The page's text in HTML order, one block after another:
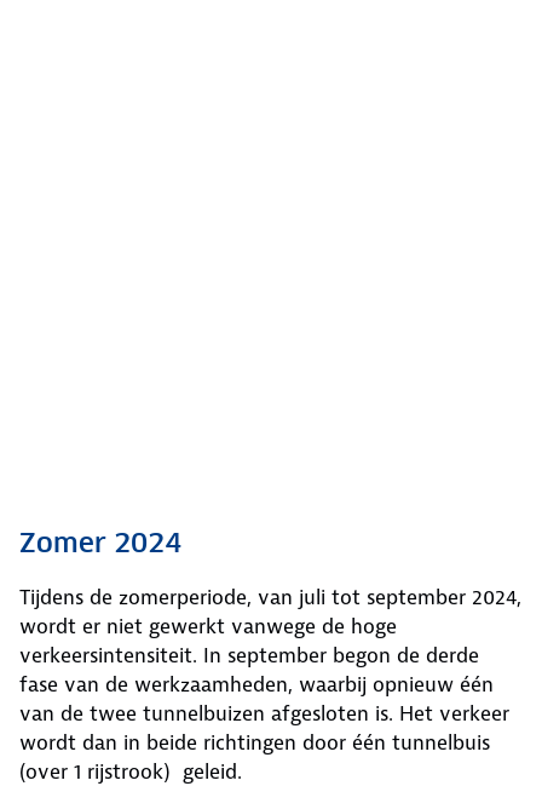
Zomer 2024
Tijdens de zomerperiode, van juli tot september 2024,
wordt er niet gewerkt vanwege de hoge
verkeersintensiteit. In september begon de derde
fase van de werkzaamheden, waarbij opnieuw één
van de twee tunnelbuizen afgesloten is. Het verkeer
wordt dan in beide richtingen door één tunnelbuis
(over 1 rijstrook) geleid.